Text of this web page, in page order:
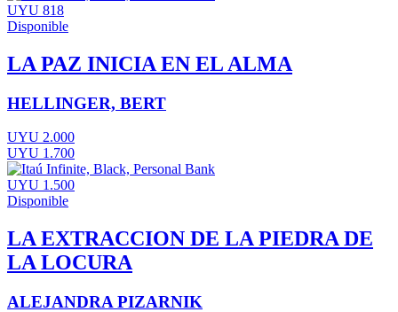
UYU 818
Disponible
LA PAZ INICIA EN EL ALMA
HELLINGER, BERT
UYU 2.000
UYU 1.700
UYU 1.500
Disponible
LA EXTRACCION DE LA PIEDRA DE
LA LOCURA
ALEJANDRA PIZARNIK